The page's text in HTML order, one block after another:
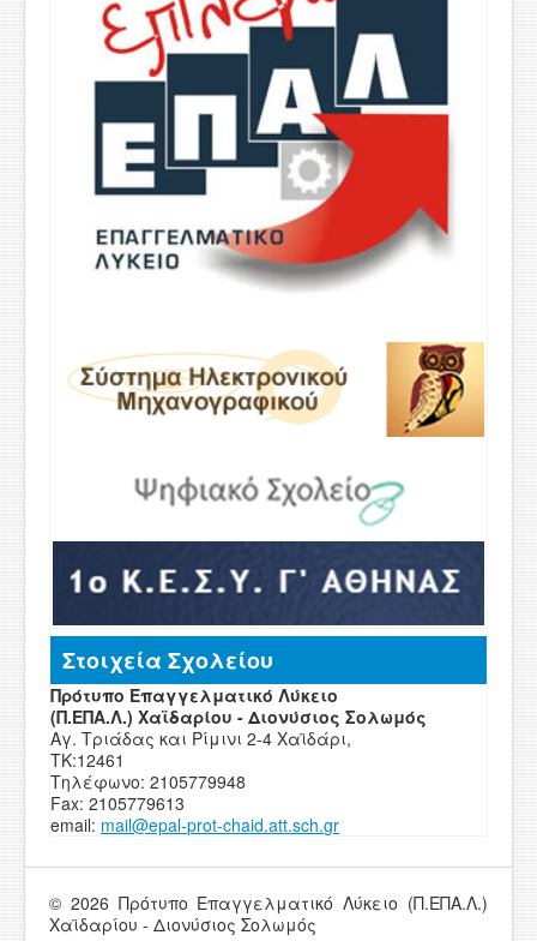
Στοιχεία Σχολείου
Πρότυπο Επαγγελματικό Λύκειο
(Π.ΕΠΑ.Λ.) Χαϊδαρίου - Διονύσιος Σολωμός
Αγ. Τριάδας και Ρίμινι 2-4 Χαϊδάρι,
ΤΚ:12461
Τηλέφωνο: 2105779948
Fax: 2105779613
email: mail@epal-prot-chaid.att.sch.gr
© 2026 Πρότυπο Επαγγελματικό Λύκειο (Π.ΕΠΑ.Λ.)
Χαϊδαρίου - Διονύσιος Σολωμός